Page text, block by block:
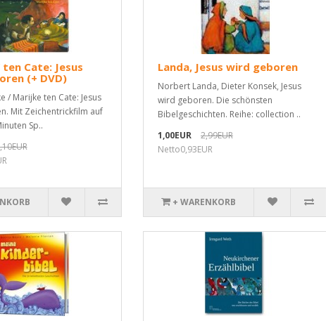
ten Cate: Jesus
(+ DVD)
/ Marijke ten Cate: Jesus
Mit Zeichentrickfilm auf
Sp..
Landa, Jesus wird geboren
Norbert Landa, Dieter Konsek, Jesus
wird geboren. Die schönsten
Bibelgeschichten. Reihe: collection ..
1,00EUR
2,99EUR
Netto0,93EUR
+ WARENKORB